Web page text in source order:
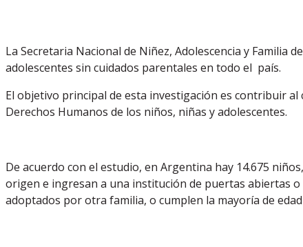
La Secretaria Nacional de Niñez, Adolescencia y Familia
adolescentes sin cuidados parentales en todo el país.
El objetivo principal de esta investigación es contribuir
Derechos Humanos de los niños, niñas y adolescentes.
De acuerdo con el estudio, en Argentina hay 14.675
origen e ingresan a una institución de puertas abiertas
adoptados por otra familia, o cumplen la mayoría de